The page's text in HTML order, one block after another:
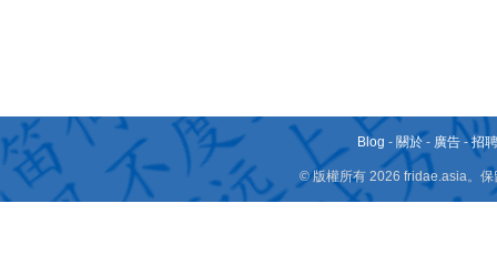
Blog - 關於 - 廣告 -招
© 版權所有 2026 fridae.asia。